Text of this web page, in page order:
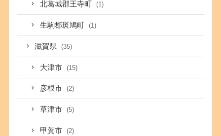
北葛城郡王寺町 (1)
生駒郡斑鳩町 (1)
滋賀県 (35)
大津市 (15)
彦根市 (2)
草津市 (5)
甲賀市 (2)